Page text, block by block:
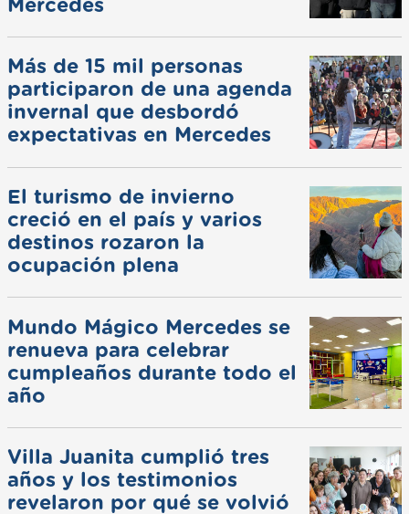
Mercedes
Más de 15 mil personas
participaron de una agenda
invernal que desbordó
expectativas en Mercedes
El turismo de invierno
creció en el país y varios
destinos rozaron la
ocupación plena
Mundo Mágico Mercedes se
renueva para celebrar
cumpleaños durante todo el
año
Villa Juanita cumplió tres
años y los testimonios
revelaron por qué se volvió